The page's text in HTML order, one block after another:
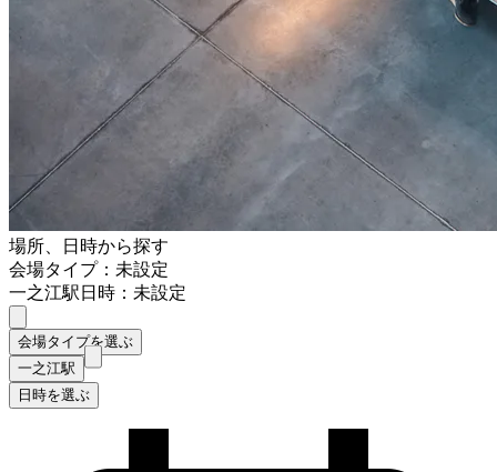
場所、日時から探す
会場タイプ：未設定
一之江駅日時：未設定
会場タイプを選ぶ
一之江駅
日時を選ぶ